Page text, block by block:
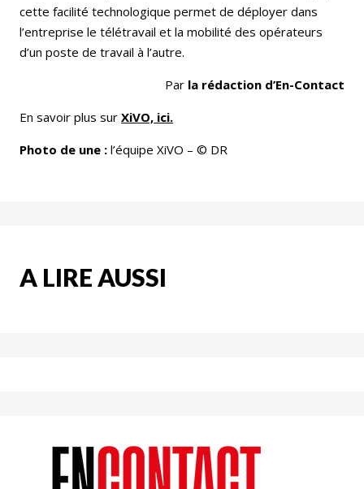
cette facilité technologique permet de déployer dans
l’entreprise le télétravail et la mobilité des opérateurs
d’un poste de travail à l’autre.
Par la rédaction d’En-Contact
En savoir plus sur XiVO, ici.
Photo de une : l’équipe XiVO – © DR
A LIRE AUSSI